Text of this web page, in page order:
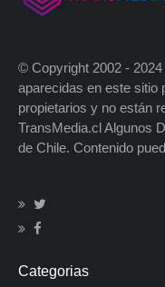
© Copyright 2002 -
aparecidas en este sitio
propietarios y no están
TransMedia.cl Algunos
de Chile. Contenido
Categorias